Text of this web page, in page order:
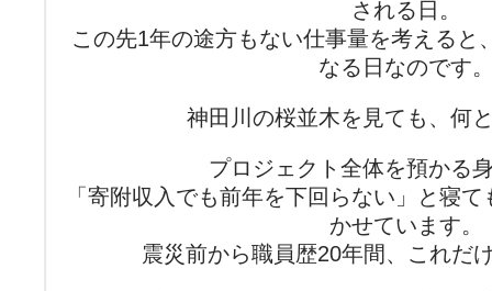
される日。
この先1年の途方もない仕事量を考えると
なる日なのです
神田川の桜並木を見ても、何
プロジェクト全体を預かる
「寄附収入でも前年を下回らない」と寝
かせています。
震災前から職員歴20年間、これだ